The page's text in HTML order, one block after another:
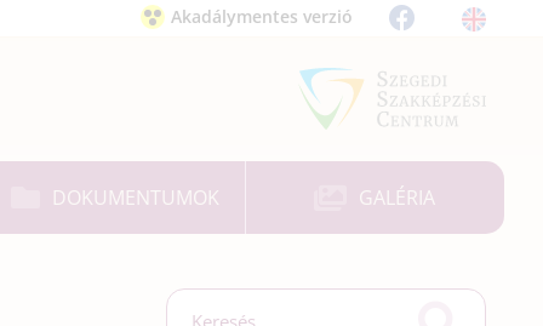
Akadálymentes verzió
DOKUMENTUMOK GALÉRIA